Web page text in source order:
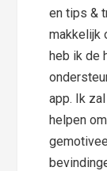
en tips &
makkelijk
heb ik de
app. Ik
helpen